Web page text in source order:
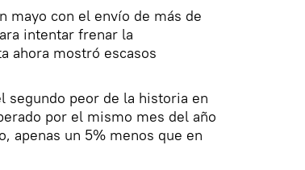
mayo con el envío de más de
intentar frenar la
ahora mostró escasos
segundo peor de la historia en
por el mismo mes del año
apenas un 5% menos que en